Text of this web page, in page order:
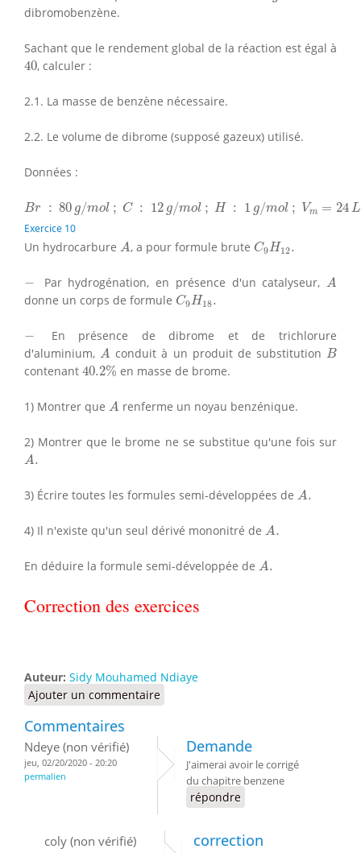
dibromobenzène.
Sachant que le rendement global de la réaction est égal à
40
40, calculer :
2.1. La masse de benzène nécessaire.
2.2. Le volume de dibrome (supposé gazeux) utilisé.
Données :
Br : 80 g/mol ; C : 12 g/mol ; H : 1 g/mol ; Vm = 24 L
Br 80g /mo ; C :12 g/m ol; H 1g / m ol ; V m = 24 mo
Exercice 10
Un hydrocarbure A
A, a pour formule brute C9H12.
C9 H
−
− Par hydrogénation, en présence d'un catalyseur, A
A
donne un corps de formule C9H18.
C9 H
−
−
En présence de dibrome et de trichlorure
d'aluminium,A
A conduit à un produit de substitution B
B
contenant 40.2%
40.2% en masse de brome.
1) Montrer que A
A renferme un noyau benzénique.
2) Montrer que le brome ne se substitue qu'une fois sur
A.
A
3) Écrire toutes les formules semi-développées de A.
A
4) Il n'existe qu'un seul dérivé mononitré de A.
A
En déduire la formule semi-développée de A.
A
Correction des exercices
Auteur: Sidy Mouhamed Ndiaye
Ajouter un commentaire
Commentaires
Ndeye (non vérifié)
jeu, 02/20/2020 - 20:20
permalien
Demande
J'aimerai avoir le corrigé
du chapitre benzene
répondre
coly (non vérifié) correction